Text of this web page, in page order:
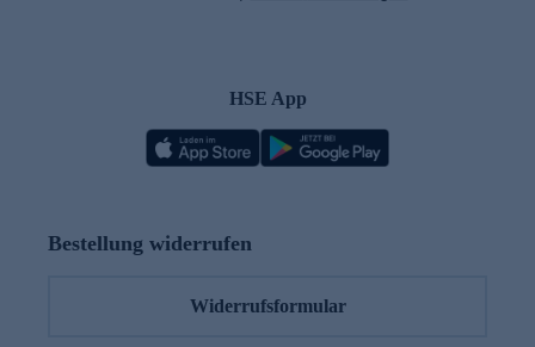
HSE App
Bestellung widerrufen
Widerrufsformular